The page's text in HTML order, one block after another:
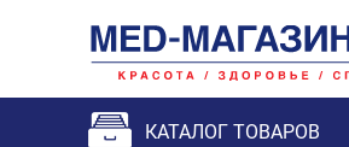
КАТАЛОГ ТОВАРОВ